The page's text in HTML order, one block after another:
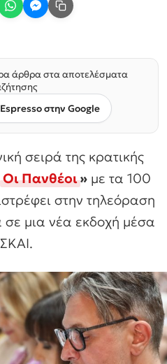
άρθρα στα αποτελέσματα
στην Google
σειρά της κρατικής
Οι Πανθέοι» με τα 100
στην τηλεόραση
μια νέα εκδοχή μέσα